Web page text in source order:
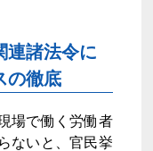
連諸法令に
の徹底
場で働く労働者
ないと、官民挙